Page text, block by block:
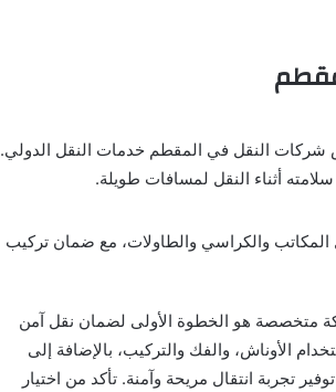
شركات النقل في المقطم خدمات النقل الدولي.
أثناء النقل لمسافات طويلة.
والكراسي والطاولات، مع ضمان تركيب
متخصصة هو الخطوة الأولى لضمان نقل آمن
الأوناش، والفك والتركيب، بالإضافة إلى
تجربة انتقال مريحة وآمنة. تأكد من اختيار